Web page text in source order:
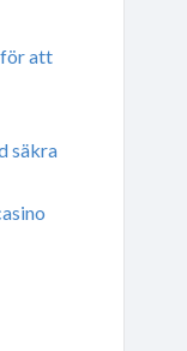
för att
säkra